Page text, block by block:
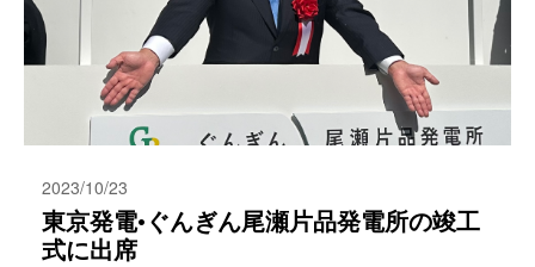
2023/10/23
東京発電•ぐんぎん尾瀬片品発電所の竣工
式に出席